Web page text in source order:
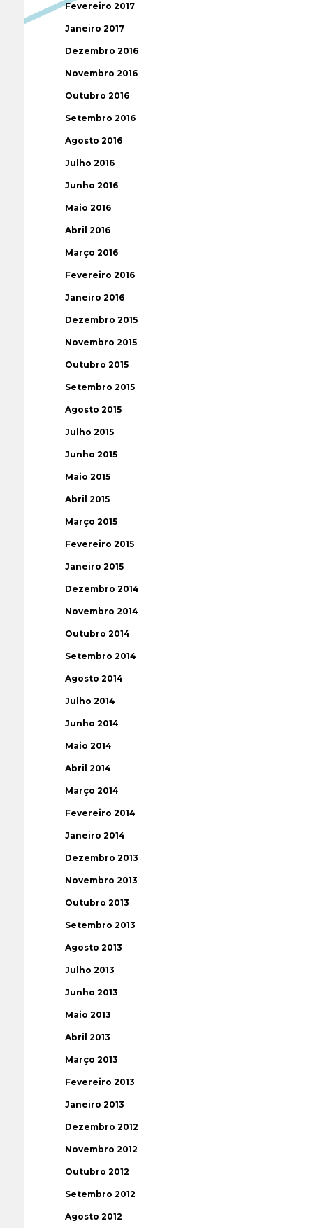
Fevereiro 2017
Janeiro 2017
Dezembro 2016
Novembro 2016
Outubro 2016
Setembro 2016
Agosto 2016
Julho 2016
Junho 2016
Maio 2016
Abril 2016
Março 2016
Fevereiro 2016
Janeiro 2016
Dezembro 2015
Novembro 2015
Outubro 2015
Setembro 2015
Agosto 2015
Julho 2015
Junho 2015
Maio 2015
Abril 2015
Março 2015
Fevereiro 2015
Janeiro 2015
Dezembro 2014
Novembro 2014
Outubro 2014
Setembro 2014
Agosto 2014
Julho 2014
Junho 2014
Maio 2014
Abril 2014
Março 2014
Fevereiro 2014
Janeiro 2014
Dezembro 2013
Novembro 2013
Outubro 2013
Setembro 2013
Agosto 2013
Julho 2013
Junho 2013
Maio 2013
Abril 2013
Março 2013
Fevereiro 2013
Janeiro 2013
Dezembro 2012
Novembro 2012
Outubro 2012
Setembro 2012
Agosto 2012